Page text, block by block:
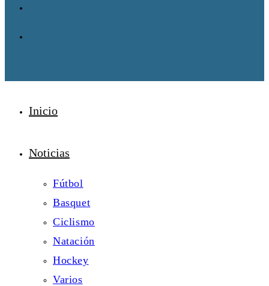
Inicio
Noticias
Fútbol
Basquet
Ciclismo
Natación
Hockey
Varios